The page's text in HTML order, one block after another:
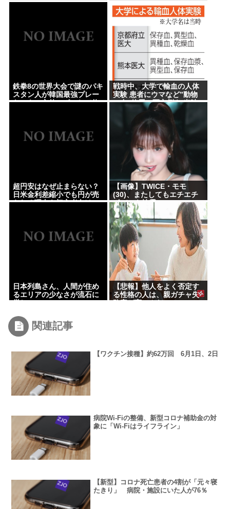
鉄拳8の世界大会で謎のパキ
スタン人が韓国最強プレー
ヤーを一方的にボコして約
戦時中、大学で輸血の人体
実験 患者にウマなど”動物
の血”使用、死亡例も 当時
の論文を確認
超円安はなぜ止まらない？
日米金利差縮小でも円が売
られる理由を初心者向けに
【画像】TWICE・モモ
(30)、またしてもエチエチ
ボデーを披露www
日本列島さん、人間が住め
るエリアの少なさが流石に
【悲報】他人をよく否定す
る性格の人は、親ガチャ失
関連記事
【ワクチン接種】約62万回 6月1日、2日
病院Wi-Fiの整備、新型コロナ補助金の対
象に「Wi-Fiはライフライン」
【新型】コロナ死亡患者の4割が「元々寝
たきり」 病院・施設にいた人が76％